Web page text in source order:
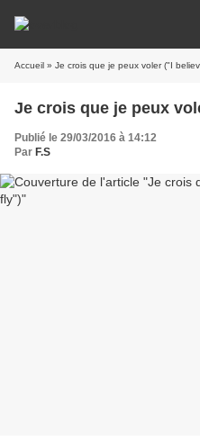
Accueil » Je crois que je peux voler ("I
Je crois que je peux
Publié le 29/03/2016 à 14:12
Par F.S